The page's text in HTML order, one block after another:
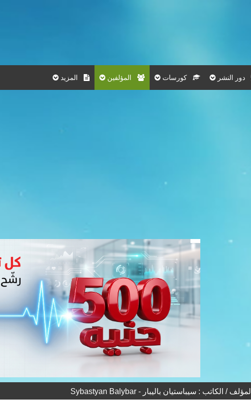
دور النشر كورسات المؤلفين المزيد
المؤلف / الكاتب : سيباستيان باليبار - Sybastyan Balybar